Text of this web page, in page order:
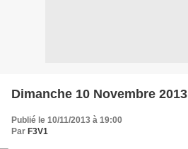
Dimanche 10 Novembre 2013
Publié le 10/11/2013 à 19:00
Par F3V1